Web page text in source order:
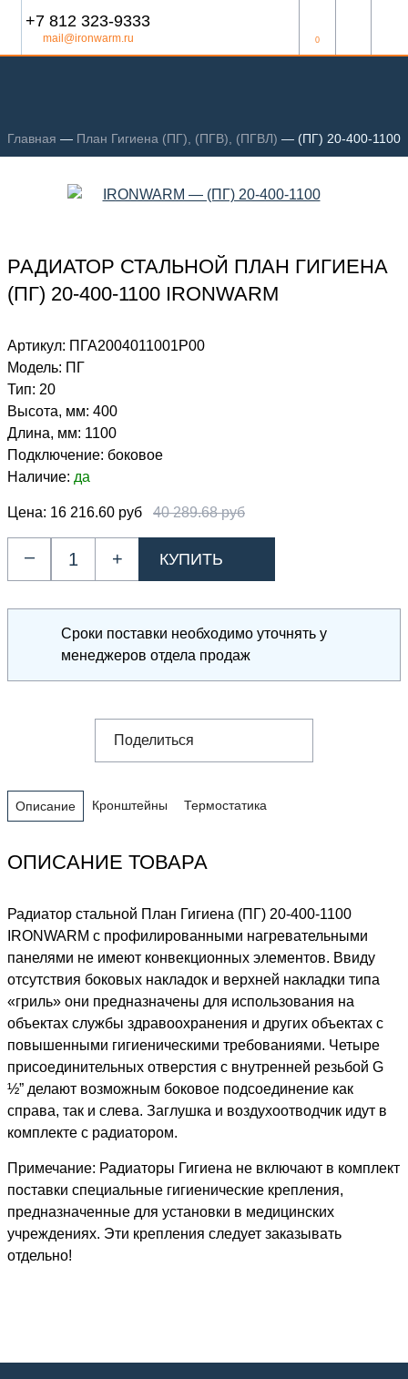
+7 812 323-9333
mail@ironwarm.ru 0
Главная — План Гигиена (ПГ), (ПГВ), (ПГВЛ) — (ПГ) 20-400-1100
РАДИАТОР СТАЛЬНОЙ ПЛАН ГИГИЕНА
(ПГ) 20-400-1100 IRONWARM
Артикул: ПГА2004011001P00
Модель: ПГ
Тип: 20
Высота, мм: 400
Длина, мм: 1100
Подключение: боковое
Наличие: да
Цена: 16 216.60 руб 40 289.68 руб
– +
Сроки поставки необходимо уточнять у
менеджеров отдела продаж
Поделиться
Описание Кронштейны Термостатика
ОПИСАНИЕ ТОВАРА
Радиатор стальной План Гигиена (ПГ) 20-400-1100
IRONWARM с профилированными нагревательными
панелями не имеют конвекционных элементов. Ввиду
отсутствия боковых накладок и верхней накладки типа
«гриль» они предназначены для использования на
объектах службы здравоохранения и других объектах с
повышенными гигиеническими требованиями. Четыре
присоединительных отверстия с внутренней резьбой G
½” делают возможным боковое подсоединение как
справа, так и слева. Заглушка и воздухоотводчик идут в
комплекте с радиатором.
Примечание: Радиаторы Гигиена не включают в комплект
поставки специальные гигиенические крепления,
предназначенные для установки в медицинских
учреждениях. Эти крепления следует заказывать
отдельно!